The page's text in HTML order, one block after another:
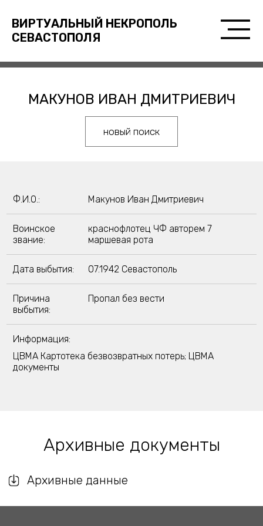
ВИРТУАЛЬНЫЙ НЕКРОПОЛЬ
СЕВАСТОПОЛЯ
МАКУНОВ ИВАН ДМИТРИЕВИЧ
новый поиск
Ф.И.О.: Макунов Иван Дмитриевич
Воинское
звание:
краснофлотец ЧФ авторем 7
маршевая рота
Дата выбытия: 07.1942 Севастополь
Причина
выбытия:
Пропал без вести
Информация:
ЦВМА Картотека безвозвратных потерь; ЦВМА
документы
Архивные документы
Архивные данные